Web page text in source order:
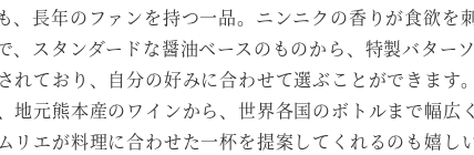
、長年のファンを持つ一品。ニンニクの香りが食欲を
、スタンダードな醤油ベースのものから、特製バター
れており、自分の好みに合わせて選ぶことができます
地元熊本産のワインから、世界各国のボトルまで幅広
リエが料理に合わせた一杯を提案してくれるのも嬉し